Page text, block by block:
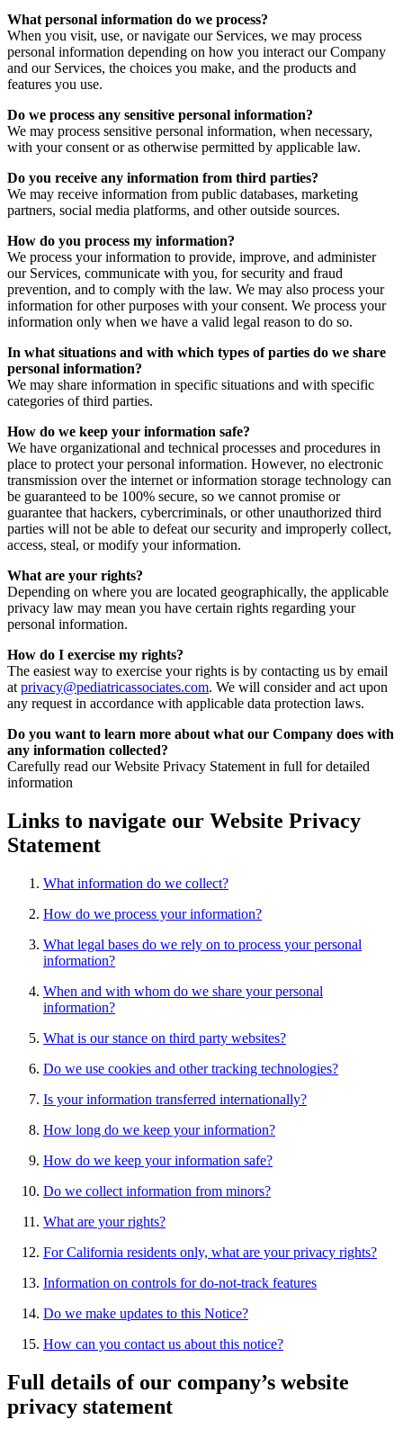
What personal information do we process?
When you visit, use, or navigate our Services, we may process
personal information depending on how you interact our Company
and our Services, the choices you make, and the products and
features you use.
Do we process any sensitive personal information?
We may process sensitive personal information, when necessary,
with your consent or as otherwise permitted by applicable law.
Do you receive any information from third parties?
We may receive information from public databases, marketing
partners, social media platforms, and other outside sources.
How do you process my information?
We process your information to provide, improve, and administer
our Services, communicate with you, for security and fraud
prevention, and to comply with the law. We may also process your
information for other purposes with your consent. We process your
information only when we have a valid legal reason to do so.
In what situations and with which types of parties do we share
personal information?
We may share information in specific situations and with specific
categories of third parties.
How do we keep your information safe?
We have organizational and technical processes and procedures in
place to protect your personal information. However, no electronic
transmission over the internet or information storage technology can
be guaranteed to be 100% secure, so we cannot promise or
guarantee that hackers, cybercriminals, or other unauthorized third
parties will not be able to defeat our security and improperly collect,
access, steal, or modify your information.
What are your rights?
Depending on where you are located geographically, the applicable
privacy law may mean you have certain rights regarding your
personal information.
How do I exercise my rights?
The easiest way to exercise your rights is by contacting us by email
at privacy@pediatricassociates.com. We will consider and act upon
any request in accordance with applicable data protection laws.
Do you want to learn more about what our Company does with
any information collected?
Carefully read our Website Privacy Statement in full for detailed
information
Links to navigate our Website Privacy
Statement
What information do we collect?
How do we process your information?
What legal bases do we rely on to process your personal
information?
When and with whom do we share your personal
information?
What is our stance on third party websites?
Do we use cookies and other tracking technologies?
Is your information transferred internationally?
How long do we keep your information?
How do we keep your information safe?
Do we collect information from minors?
What are your rights?
For California residents only, what are your privacy rights?
Information on controls for do-not-track features
Do we make updates to this Notice?
How can you contact us about this notice?
Full details of our company’s website
privacy statement